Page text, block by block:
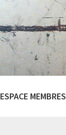
ESPACE MEMBRES